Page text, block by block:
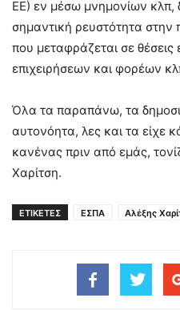
ΕΕ) εν μέσω μνημονίων κλπ,
σημαντική ρευστότητα στην
που μεταφράζεται σε θέσεις
επιχειρήσεων και φορέων
Όλα τα παραπάνω, τα
αυτονόητα, λες και τα είχε
κανένας πριν από εμάς,
Χαρίτση.
ΕΤΙΚΕΤΕΣ ΕΣΠΑ Αλέξης